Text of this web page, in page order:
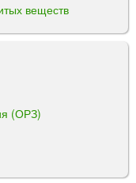
веществ
(ОРЗ)